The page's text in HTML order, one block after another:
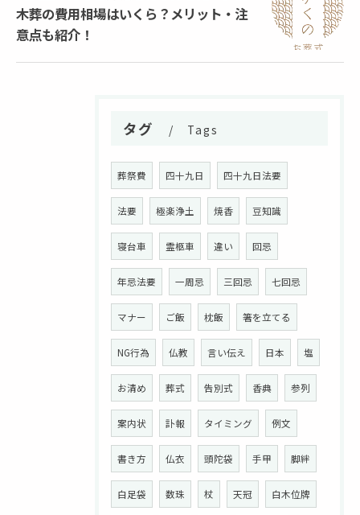
木葬の費用相場はいくら？メリット・注
意点も紹介！
タグ Tags
葬祭費 四十九日 四十九日法要
法要 極楽浄土 焼香 豆知識
寝台車 霊柩車 違い 回忌
年忌法要 一周忌 三回忌 七回忌
マナー ご飯 枕飯 箸を立てる
NG行為 仏教 言い伝え 日本 塩
お清め 葬式 告別式 香典 参列
案内状 訃報 タイミング 例文
書き方 仏衣 頭陀袋 手甲 脚絆
白足袋 数珠 杖 天冠 白木位牌